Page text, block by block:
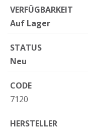
VERFÜGBARKEIT
Auf Lager
STATUS
Neu
CODE
7120
HERSTELLER